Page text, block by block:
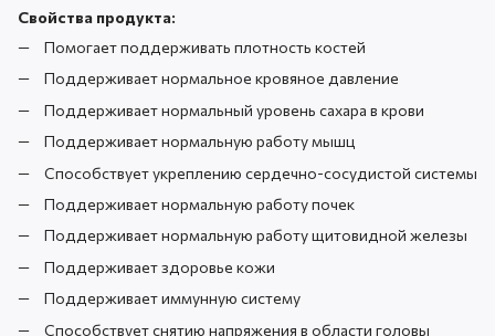
Свойства продукта:
Помогает поддерживать плотность костей
Поддерживает нормальное кровяное давление
Поддерживает нормальный уровень сахара в крови
Поддерживает нормальную работу мышц
Способствует укреплению сердечно-сосудистой системы
Поддерживает нормальную работу почек
Поддерживает нормальную работу щитовидной железы
Поддерживает здоровье кожи
Поддерживает иммунную систему
Способствует снятию напряжения в области головы